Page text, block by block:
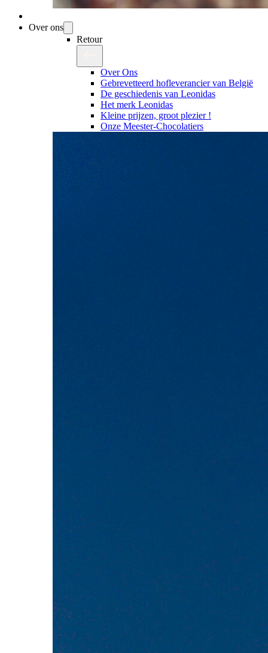
Over ons
Retour
Over Ons
Gebrevetteerd hofleverancier van België
De geschiedenis van Leonidas
Het merk Leonidas
Kleine prijzen, groot plezier !
Onze Meester-Chocolatiers